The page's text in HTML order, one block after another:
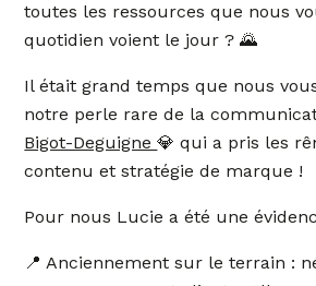
toutes les ressources que nous
quotidien voient le jour ? 🌄
Il était grand temps que nous
notre perle rare de la
Bigot-Deguigne💎 qui a pris les
contenu et stratégie de marque !
Pour nous Lucie a été une
📍 Anciennement sur le terrain :